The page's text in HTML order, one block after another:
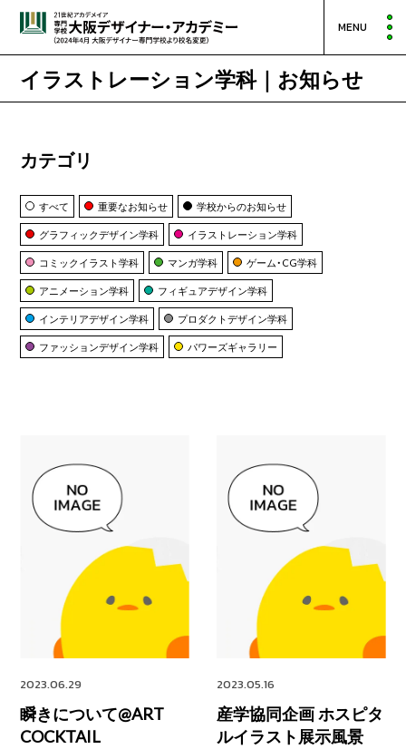
MENU
イラストレーション学科｜お知らせ
カテゴリ
すべて 重要なお知らせ
学校からのお知らせ
グラフィックデザイン学科
イラストレーション学科
コミックイラスト学科
マンガ学科
ゲーム・CG学科
アニメーション学科
フィギュアデザイン学科
インテリアデザイン学科
プロダクトデザイン学科
ファッションデザイン学科
パワーズギャラリー
2023.06.29
瞬きについて@ART
COCKTAIL
2023.05.16
産学協同企画 ホスピタ
ルイラスト展示風景